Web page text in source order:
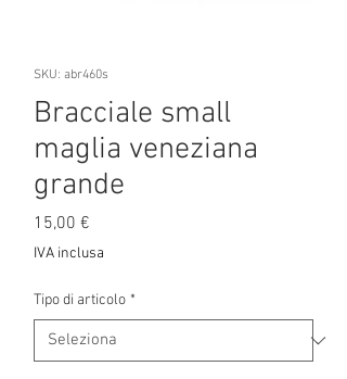
SKU: abr460s
Bracciale small
maglia veneziana
grande
15,00 €
IVA inclusa
Tipo di articolo *